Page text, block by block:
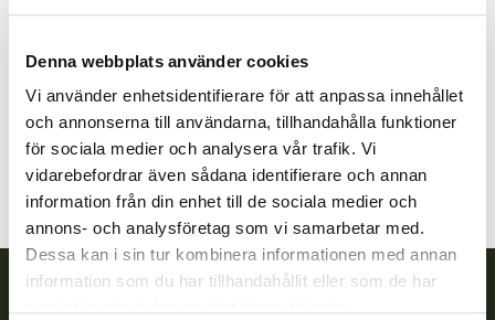
Denna webbplats använder cookies
Vi använder enhetsidentifierare för att anpassa innehållet
och annonserna till användarna, tillhandahålla funktioner
för sociala medier och analysera vår trafik. Vi
vidarebefordrar även sådana identifierare och annan
information från din enhet till de sociala medier och
annons- och analysföretag som vi samarbetar med.
Dessa kan i sin tur kombinera informationen med annan
information som du har tillhandahållit eller som de har
Norra Karelen